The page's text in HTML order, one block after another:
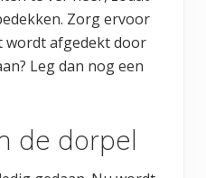
Zorg ervoor
wordt afgedekt door
Leg dan nog een
de dorpel